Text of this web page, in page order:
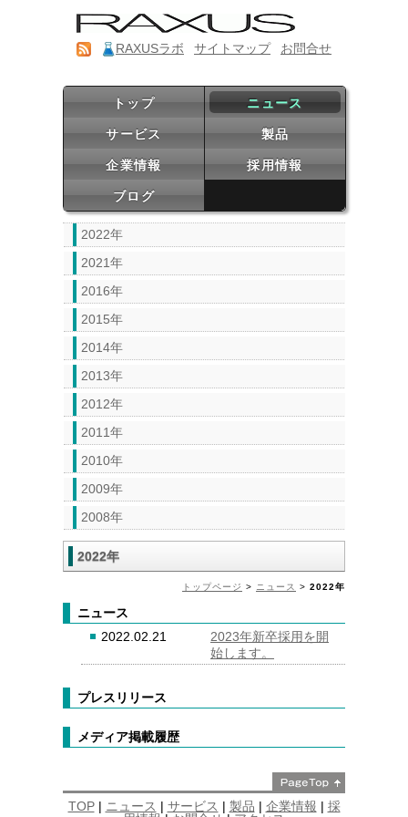
RAXUSラボ サイトマップ お問合せ
トップ ニュース
サービス 製品
企業情報 採用情報
ブログ
2022年
2021年
2016年
2015年
2014年
2013年
2012年
2011年
2010年
2009年
2008年
2022年
トップページ > ニュース > 2022年
ニュース
2022.02.21
2023年新卒採用を開
始します。
プレスリリース
メディア掲載履歴
TOP| ニュース | サービス | 製品 | 企業情報 | 採